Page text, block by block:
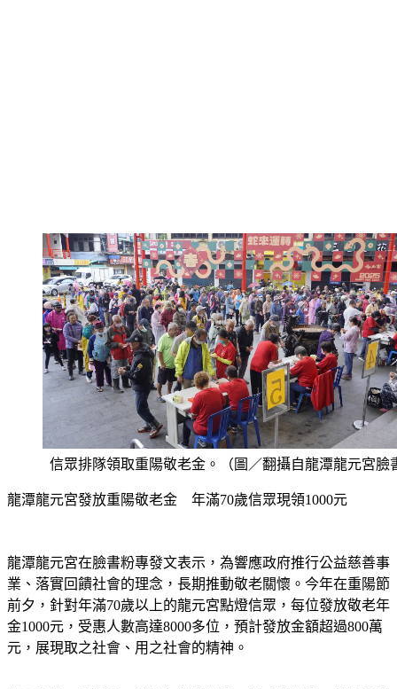
信眾排隊領取重陽敬老金。（圖／翻攝自龍潭龍元宮臉
龍潭龍元宮發放重陽敬老金　年滿70歲信眾現領1000元
龍潭龍元宮在臉書粉專發文表示，為響應政府推行公益慈善事
業、落實回饋社會的理念，長期推動敬老關懷。今年在重陽節
前夕，針對年滿70歲以上的龍元宮點燈信眾，每位發放敬老年
金1000元，受惠人數高達8000多位，預計發放金額超過800萬
元，展現取之社會、用之社會的精神。